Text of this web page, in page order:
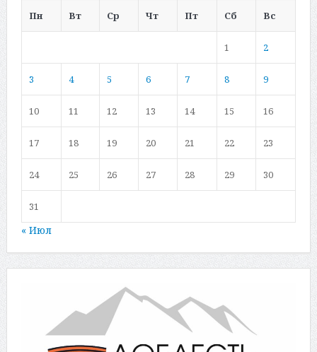
Пн
Вт Ср Чт Пт Сб Вс
1 2
3 4 5 6 7 8 9
10 11 12 13 14 15 16
17 18 19 20 21 22 23
24 25 26 27 28 29 30
31
« Июл